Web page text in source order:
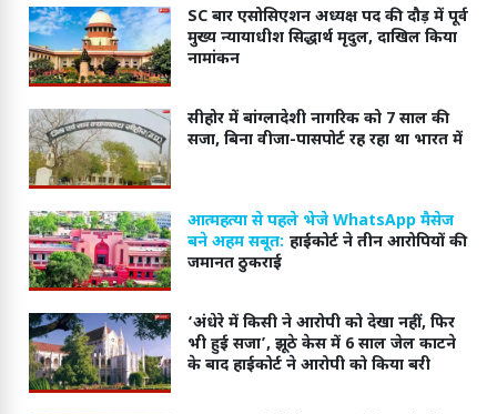
SC बार एसोसिएशन अध्यक्ष पद की दौड़ में पूर्व
मुख्य न्यायाधीश सिद्धार्थ मृदुल, दाखिल किया
नामांकन
सीहोर में बांग्लादेशी नागरिक को 7 साल की
सजा, बिना वीजा-पासपोर्ट रह रहा था भारत में
आत्महत्या से पहले भेजे WhatsApp मैसेज
बने अहम सबूत: हाईकोर्ट ने तीन आरोपियों की
जमानत ठुकराई
‘अंधेरे में किसी ने आरोपी को देखा नहीं, फिर
भी हुई सजा’, झूठे केस में 6 साल जेल काटने
के बाद हाईकोर्ट ने आरोपी को किया बरी